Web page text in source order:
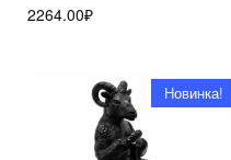
2264.00₽
Новинка!